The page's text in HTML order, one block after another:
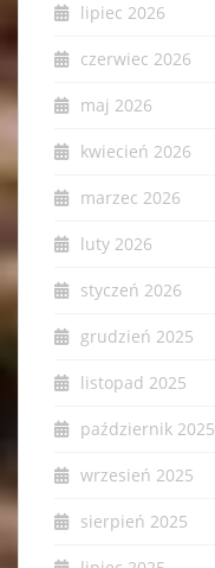
lipiec 2026
czerwiec 2026
maj 2026
kwiecień 2026
marzec 2026
luty 2026
styczeń 2026
grudzień 2025
listopad 2025
październik 2025
wrzesień 2025
sierpień 2025